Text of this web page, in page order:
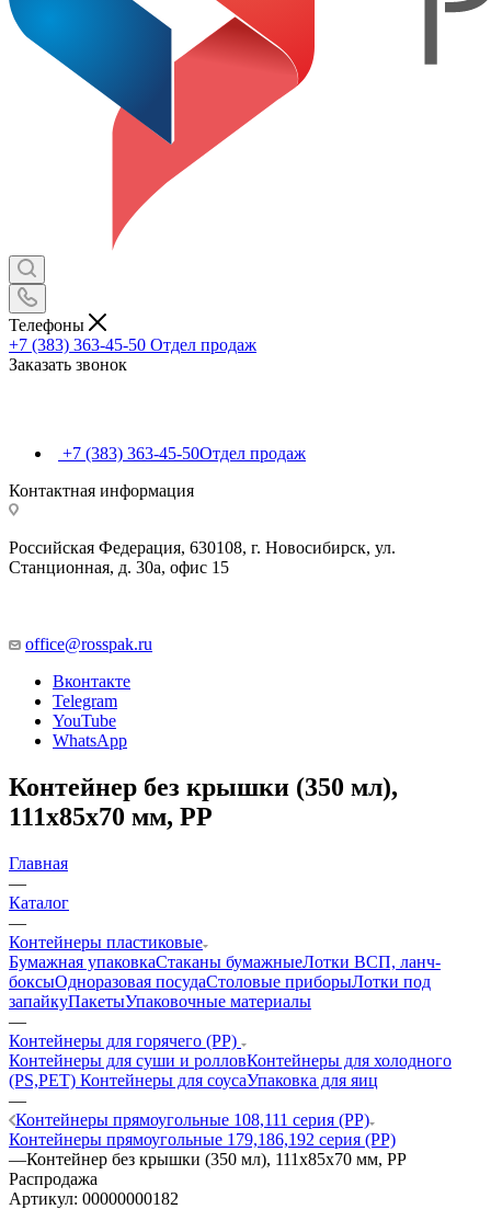
Телефоны
+7 (383) 363-45-50 Отдел продаж
Заказать звонок
+7 (383) 363-45-50Отдел продаж
Контактная информация
Российская Федерация, 630108, г. Новосибирск, ул.
Станционная, д. 30а, офис 15
office@rosspak.ru
Вконтакте
Telegram
YouTube
WhatsApp
Контейнер без крышки (350 мл),
111х85х70 мм, PP
Главная
—
Каталог
—
Контейнеры пластиковые
Бумажная упаковкаСтаканы бумажныеЛотки ВСП, ланч-
боксыОдноразовая посудаСтоловые приборыЛотки под
запайкуПакетыУпаковочные материалы
—
Контейнеры для горячего (PP)
Контейнеры для суши и ролловКонтейнеры для холодного
(PS,PET) Контейнеры для соусаУпаковка для яиц
—
Контейнеры прямоугольные 108,111 серия (PP)
Контейнеры прямоугольные 179,186,192 серия (PP)
—Контейнер без крышки (350 мл), 111х85х70 мм, PP
Распродажа
Артикул: 00000000182